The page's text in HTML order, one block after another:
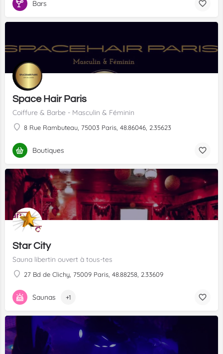
Bars
Space Hair Paris
Coiffure & Barbe - Masculin & Féminin
8 Rue Rambuteau, 75003 Paris, 48.86046, 2.35623
Boutiques
Star City
Sauna libertin ouvert à tous-tes
27 Bd de Clichy, 75009 Paris, 48.88258, 2.33609
Saunas +1